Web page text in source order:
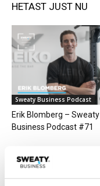
HETAST JUST NU
Sweaty Business Podcast
Erik Blomberg – Sweaty
Business Podcast #71